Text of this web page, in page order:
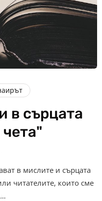
в сърцата
в мислите и сърцата
читателите, които сме